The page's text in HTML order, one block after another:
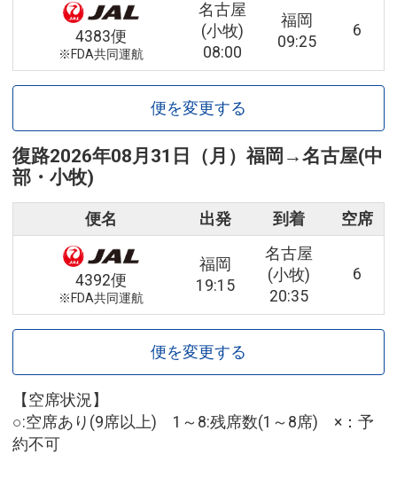
4383便
※FDA共同運航
名古屋
(小牧)
08:00
福岡
09:25
6
便を変更する
復路2026年08月31日（月）福岡 →名古屋(中
部・小牧)
便名 出発 到着 空席
4392便
※FDA共同運航
福岡
19:15
名古屋
(小牧)
20:35
6
便を変更する
【空席状況】
○:空席あり(9席以上) 1～8:残席数(1～8席) ×：予
約不可